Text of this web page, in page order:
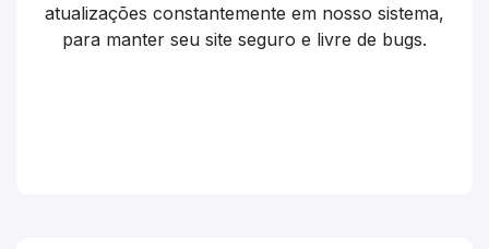
atualizações constantemente em nosso sistema,
para manter seu site seguro e livre de bugs.